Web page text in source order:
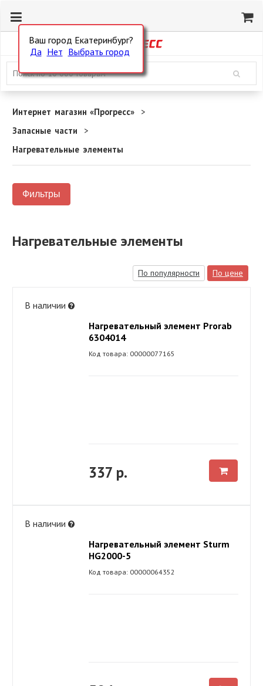
Ваш город Екатеринбург?
Да Нет Выбрать город
Интернет магазин «Прогресс»
Запасные части
Нагревательные элементы
Фильтры
Нагревательные элементы
По популярности По цене
В наличии
Нагревательный элемент Prorab
6304014
Код товара: 00000077165
337 р.
В наличии
Нагревательный элемент Sturm
HG2000-5
Код товара: 00000064352